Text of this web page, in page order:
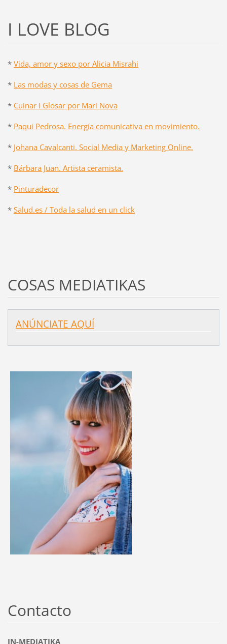
I LOVE BLOG
* Vida, amor y sexo por Alicia Misrahi
* Las modas y cosas de Gema
* Cuinar i Glosar por Mari Nova
* Paqui Pedrosa. Energía comunicativa en movimiento.
* Johana Cavalcanti. Social Media y Marketing Online.
* Bárbara Juan. Artista ceramista.
* Pinturadecor
* Salud.es / Toda la salud en un click
COSAS MEDIATIKAS
ANÚNCIATE AQUÍ
Contacto
IN-MEDIATIKA